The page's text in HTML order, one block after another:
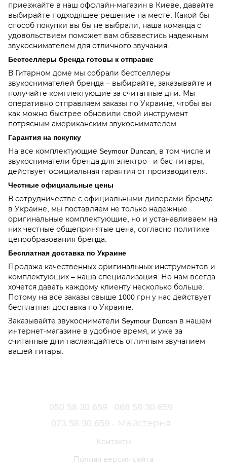
приезжайте в наш оффлайн-магазин в Киеве, давайте
выбирайте подходящее решение на месте. Какой бы
способ покупки вы бы не выбрали, наша команда с
удовольствием поможет вам обзавестись надежным
звукоснимателем для отличного звучания.
Бестселлеры бренда готовы к отправке
В Гитарном доме мы собрали бестселлеры
звукоснимателей бренда – выбирайте, заказывайте и
получайте комплектующие за считанные дни. Мы
оперативно отправляем заказы по Украине, чтобы вы
как можно быстрее обновили свой инструмент
потрясным американским звукоснимателем.
Гарантия на покупку
На все комплектующие Seymour Duncan, в том числе и
звукосниматели бренда для электро– и бас-гитары,
действует официальная гарантия от производителя.
Честные официальные цены
В сотрудничестве с официальными дилерами бренда
в Украине, мы поставляем не только надежные
оригинальные комплектующие, но и устанавливаем на
них честные общепринятые цена, согласно политике
ценообразования бренда.
Бесплатная доставка по Украине
Продажа качественных оригинальных инструментов и
комплектующих – наша специализация. Но нам всегда
хочется давать каждому клиенту несколько больше.
Потому на все заказы свыше 1000 грн у нас действует
бесплатная доставка по Украине.
Заказывайте звукосниматели Seymour Duncan в нашем
интернет-магазине в удобное время, и уже за
считанные дни наслаждайтесь отличным звучанием
вашей гитары.
050 58 30 659
068 58 30 659
073 58 30 659 - Майстерня
Контакты
Полная версия сайта